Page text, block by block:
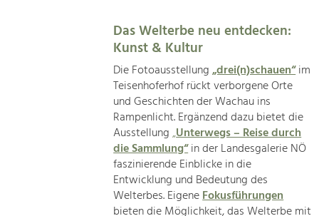
Das Welterbe neu entdecken:
Kunst & Kultur
Die Fotoausstellung„drei(n)schauen“im
Teisenhoferhof rückt verborgene Orte
und Geschichten der Wachau ins
Rampenlicht. Ergänzend dazu bietet die
Ausstellung„Unterwegs – Reise durch
die Sammlung“in der Landesgalerie NÖ
faszinierende Einblicke in die
Entwicklung und Bedeutung des
Welterbes. EigeneFokusführungen
bieten die Möglichkeit, das Welterbe mit